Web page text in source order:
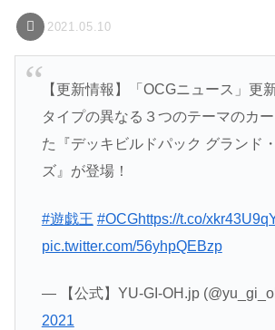
2021.05.10
【更新情報】「OCGニュース」更新
タイプの異なる３つのテーマのカ
た『デッキビルドパック グランド
ズ』が登場！
#遊戯王 #OCGhttps://t.co/
pic.twitter.com/56yhpQEBzp
— 【公式】YU-GI-OH.jp
2021